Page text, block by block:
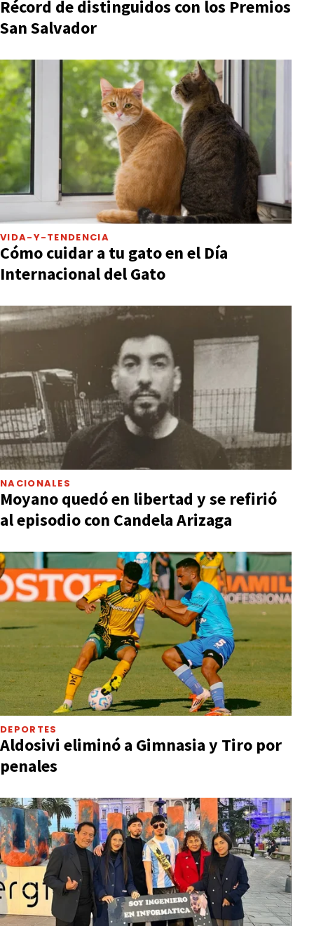
Récord de distinguidos con los Premios
San Salvador
VIDA-Y-TENDENCIA
Cómo cuidar a tu gato en el Día
Internacional del Gato
NACIONALES
Moyano quedó en libertad y se refirió
al episodio con Candela Arizaga
DEPORTES
Aldosivi eliminó a Gimnasia y Tiro por
penales